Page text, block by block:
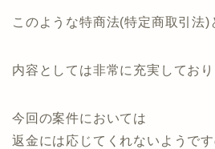
このような特商法(特定商取引法)
内容としては非常に充実しており
今回の案件においては
返金には応じてくれないようで